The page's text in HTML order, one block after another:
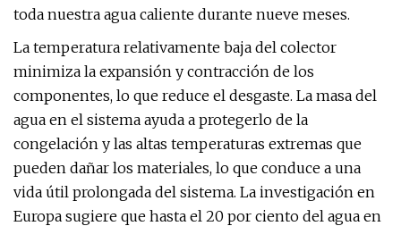
toda nuestra agua caliente durante nueve meses.
La temperatura relativamente baja del colector
minimiza la expansión y contracción de los
componentes, lo que reduce el desgaste. La masa del
agua en el sistema ayuda a protegerlo de la
congelación y las altas temperaturas extremas que
pueden dañar los materiales, lo que conduce a una
vida útil prolongada del sistema. La investigación en
Europa sugiere que hasta el 20 por ciento del agua en